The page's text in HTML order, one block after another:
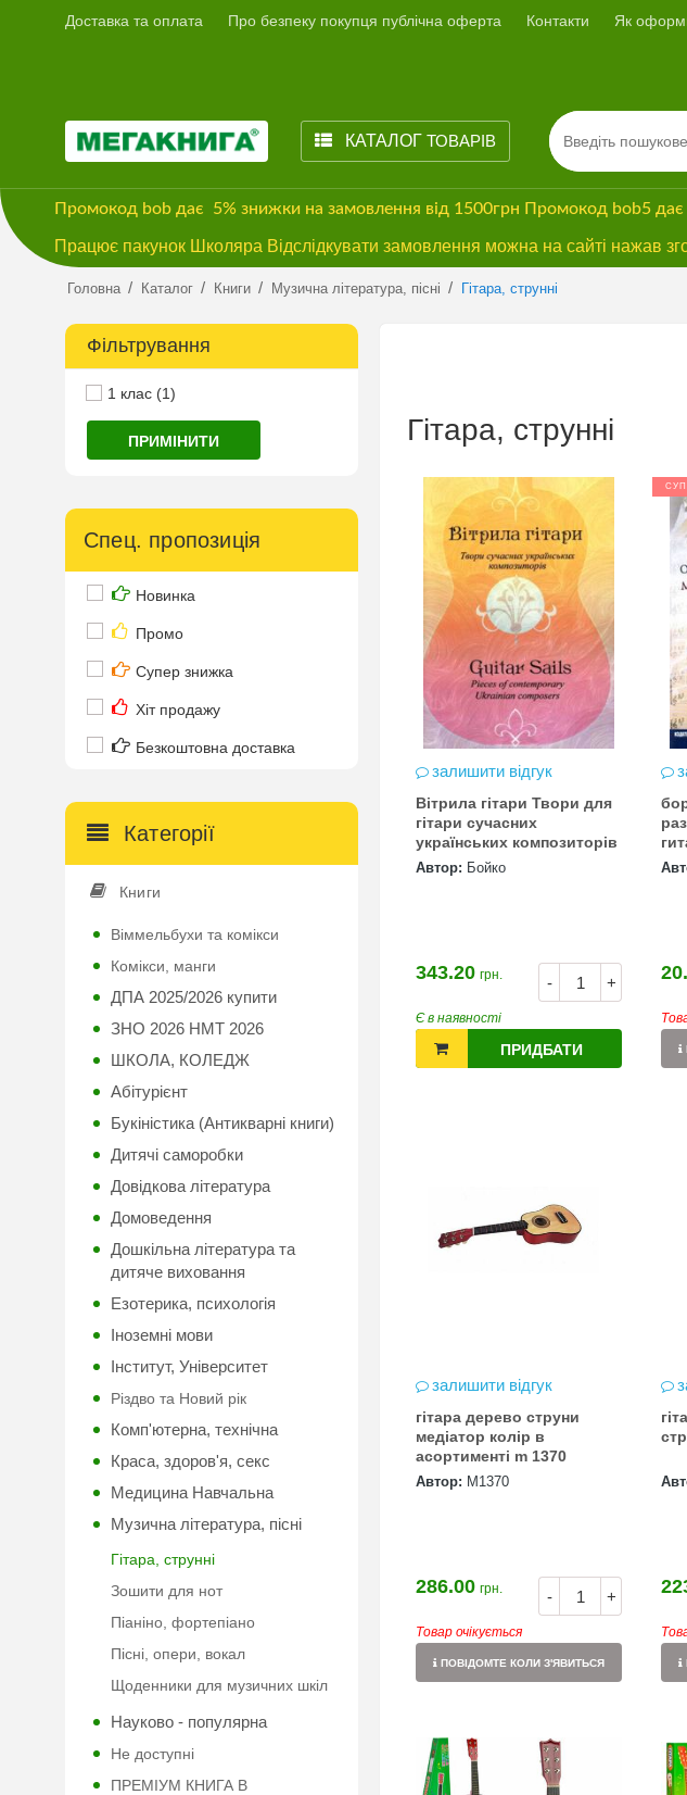
Доставка та оплата Про безпеку покупця публічна оферта Контакти Як
КАТАЛОГТОВАРІВ
Промокод bob дає 5% знижки на замовлення від 1500грн Промокод bob5 дає
Працює пакунок Школяра Відслідкувати замовлення можна на сайті нажав
Головна / Каталог / Книги / Музична література, пісні / Гітара, струнні
Фільтрування
1 клас (1)
ПРИМІНИТИ
Спец. пропозиція
Новинка
Промо
Супер знижка
Хіт продажу
Безкоштовна доставка
Категорії
Книги
Віммельбухи та комікси
Комікси, манги
ДПА 2025/2026 купити
ЗНО 2026 НМТ 2026
ШКОЛА, КОЛЕДЖ
Абітурієнт
Букіністика (Антикварні книги)
Дитячі саморобки
Довідкова література
Домоведення
Дошкільна література та
дитяче виховання
Езотерика, психологія
Іноземні мови
Інститут, Університет
Різдво та Новий рік
Комп'ютерна, технічна
Краса, здоров'я, секс
Медицина Навчальна
Музична література, пісні
Гітара, струнні
Зошити для нот
Піаніно, фортепіано
Пісні, опери, вокал
Щоденники для музичних шкіл
Науково - популярна
Не доступні
ПРЕМІУМ КНИГА В
Гітара, струнні
залишити відгук
Вітрила гітари Твори для
гітари сучасних
українських композиторів
Автор: Бойко
- +
343.20 грн.
Є в наявності
ПРИДБАТИ
залишити відгук
гітара дерево струни
медіатор колір в
асортименті m 1370
Автор: М1370
- +
286.00 грн.
Товар очікується
ПОВІДОМТЕ КОЛИ З'ЯВИТЬСЯ